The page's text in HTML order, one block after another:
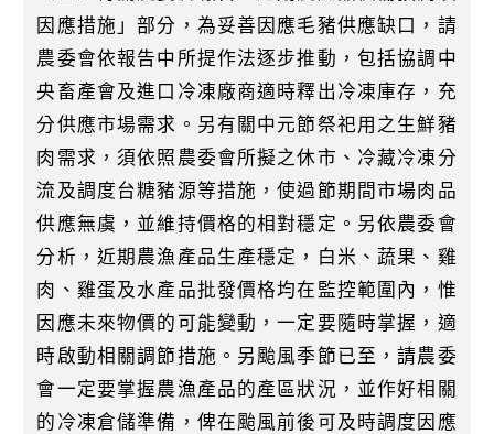
因應措施」部分，為妥善因應毛豬供應缺口，請
農委會依報告中所提作法逐步推動，包括協調中
央畜產會及進口冷凍廠商適時釋出冷凍庫存，充
分供應市場需求。另有關中元節祭祀用之生鮮豬
肉需求，須依照農委會所擬之休市、冷藏冷凍分
流及調度台糖豬源等措施，使過節期間市場肉品
供應無虞，並維持價格的相對穩定。另依農委會
分析，近期農漁產品生產穩定，白米、蔬果、雞
肉、雞蛋及水產品批發價格均在監控範圍內，惟
因應未來物價的可能變動，一定要隨時掌握，適
時啟動相關調節措施。另颱風季節已至，請農委
會一定要掌握農漁產品的產區狀況，並作好相關
的冷凍倉儲準備，俾在颱風前後可及時調度因應